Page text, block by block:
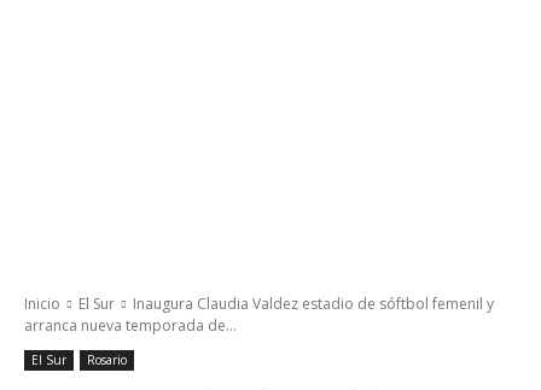
Inicio El Sur
Inaugura Claudia Valdez estadio de sóftbol femenil y
arranca nueva temporada de...
El Sur Rosario